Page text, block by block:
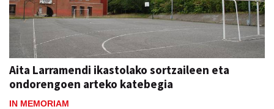
Aita Larramendi ikastolako sortzaileen eta
ondorengoen arteko katebegia
IN MEMORIAM